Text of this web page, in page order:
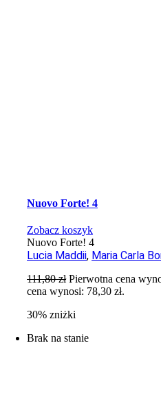
Nuovo Forte! 4
Zobacz koszyk
Nuovo Forte! 4
Lucia Maddii, Maria Carla
111,80zł Pierwotna cena
cena wynosi: 78,30 zł.
30% zniżki
Brak na stanie